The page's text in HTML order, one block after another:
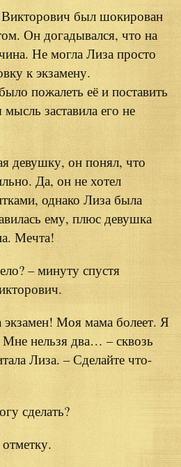
был шокирован
Он догадывался, что на
Не могла Лиза просто
к экзамену.
пожалеть её и поставить
заставила его не
девушку, он понял, что
Да, он не хотел
однако Лиза была
ему, плюс девушка
Мечта!
– минуту спустя
экзамен! Моя мама болеет. Я
нельзя два… – сквозь
Лиза. – Сделайте что-
сделать?